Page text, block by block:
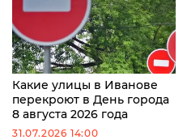
Какие улицы в Иванове
перекроют в День города
8 августа 2026 года
31.07.2026 14:00